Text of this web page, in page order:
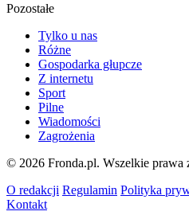
Pozostałe
Tylko u nas
Różne
Gospodarka głupcze
Z internetu
Sport
Pilne
Wiadomości
Zagrożenia
© 2026 Fronda.pl. Wszelkie prawa
O redakcji Regulamin Polityka
Kontakt